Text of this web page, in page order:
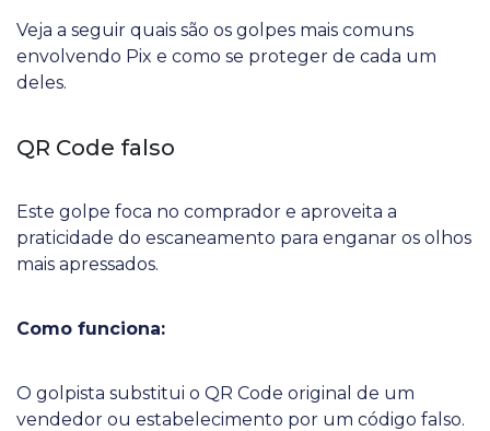
Veja a seguir quais são os golpes mais comuns
envolvendo Pix e como se proteger de cada um
deles.
QR Code falso
Este golpe foca no comprador e aproveita a
praticidade do escaneamento para enganar os olhos
mais apressados.
Como funciona:
O golpista substitui o QR Code original de um
vendedor ou estabelecimento por um código falso.